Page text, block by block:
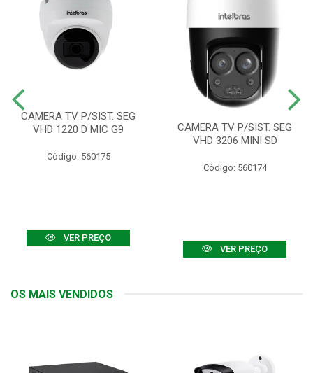
CAMERA TV P/SIST. SEG
VHD 1220 D MIC G9
Código: 560175
VER PREÇO
CAMERA TV P/SIST. SEG
VHD 3206 MINI SD
Código: 560174
VER PREÇO
OS MAIS VENDIDOS